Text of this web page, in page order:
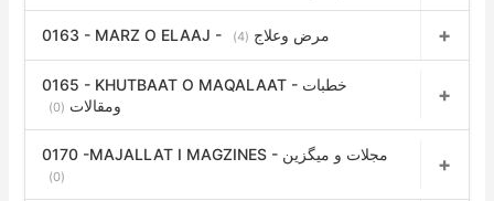
0163 - MARZ O ELAAJ - مرض وعلاج (4)
0165 - KHUTBAAT O MAQALAAT - خطبات
ومقالات (0)
0170 -MAJALLAT I MAGZINES - مجلات و میگزین
(0)